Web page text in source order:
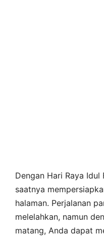
Dengan Hari Raya
saatnya
halaman. Perjalanan
melelahkan, namun
matang, Anda dapat